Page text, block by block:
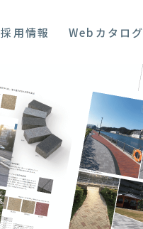
採用情報 Webカタログ